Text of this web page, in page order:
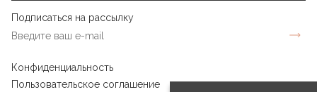
Подписаться на рассылку
Конфиденциальность
Пользовательское соглашение